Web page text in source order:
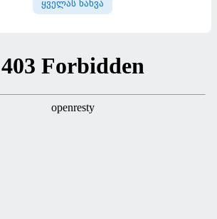
მეკარემ
ყველას ნახვა